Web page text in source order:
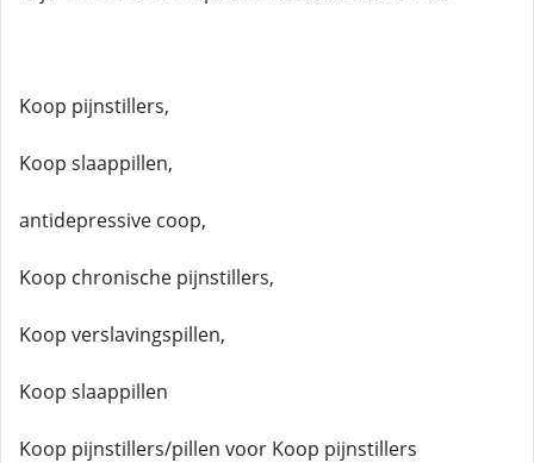
Koop pijnstillers,
Koop slaappillen,
antidepressive coop,
Koop chronische pijnstillers,
Koop verslavingspillen,
Koop slaappillen
Koop pijnstillers/pillen voor Koop pijnstillers